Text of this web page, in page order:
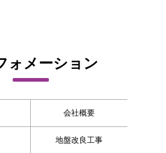
ォメーション
会社概要
地盤改良工事